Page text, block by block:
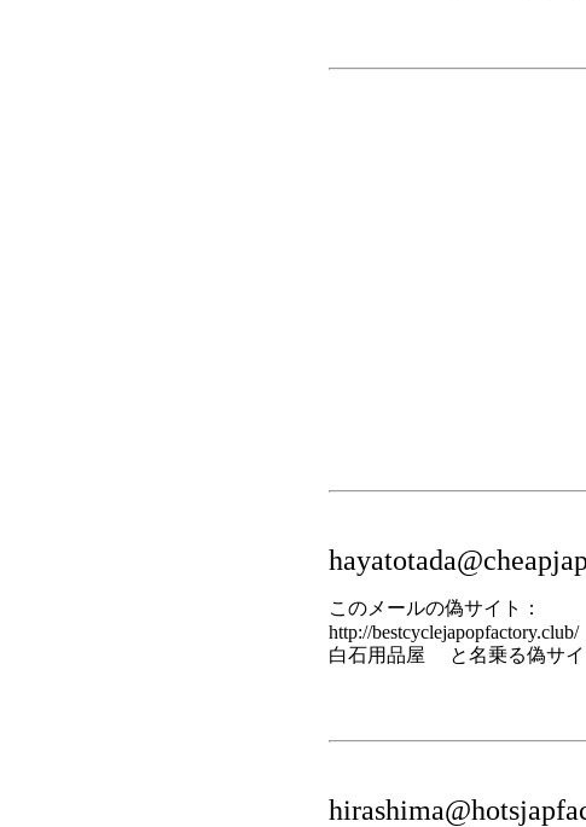
このメールの偽サイト：
http://bestcyclejapopfactory.club/
白石用品屋 と名乗る偽サイ